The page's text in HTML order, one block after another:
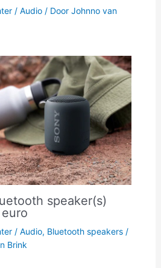
/ Audio/ Door Johnno van
speaker(s)
/ Audio, Bluetooth speakers/
Brink